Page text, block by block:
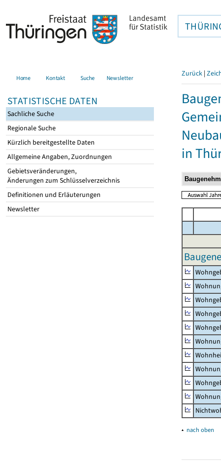
Home Kontakt Suche Newsletter
STATISTISCHE DATEN
Sachliche Suche
Regionale Suche
Kürzlich bereitgestellte Daten
Allgemeine Angaben, Zuordnungen
Gebietsveränderungen,
Änderungen zum Schlüsselverzeichnis
Definitionen und Erläuterungen
Newsletter
Zurück |
in
▴ nach oben